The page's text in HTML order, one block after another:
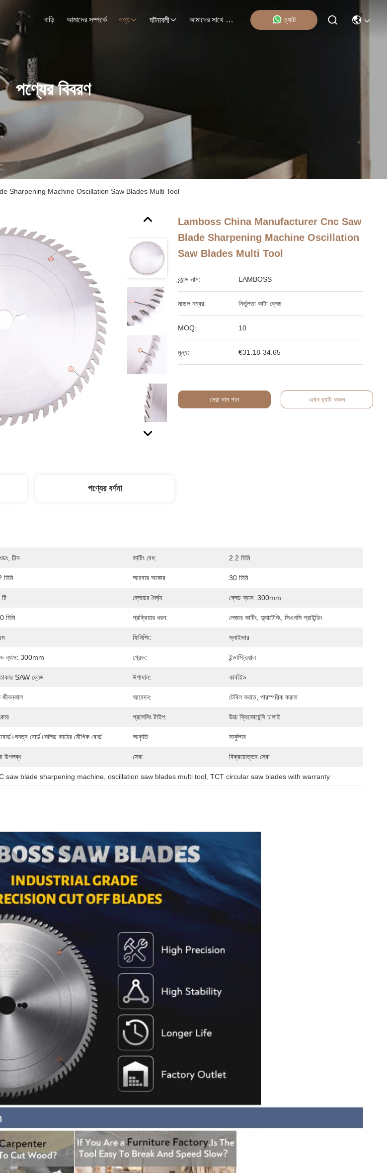
বাড়ি আমাদের সম্পর্কে পণ্য ঘটনাবলী আমাদের সাথে যোগাযোগ চ্যাট
পণ্যের বিবরণ
Sharpening Machine Oscillation Saw Blades Multi Tool
Lamboss China Manufacturer Cnc Saw
Blade Sharpening Machine Oscillation
Saw Blades Multi Tool
ব্র্যান্ড নাম: LAMBOSS
মডেল নম্বর: নির্ভুলতা কাটা ব্লেড
MOQ: 10
মূল্য: €31.18-34.65
সেরা দাম পান এখন চ্যাট করুন
পণ্যের বর্ণনা
চীন কাটিং বেধ: 2.2 মিমি
আরবার আকার: 30 মিমি
ব্লেডের দৈর্ঘ্য: ব্লেড ব্যাস: 300mm
মিমি প্রক্রিয়ার ধরন: লেজার কাটিং, ফ্ল্যাটেনিং, সিএনসি গ্রাইন্ডিং
ফিনিশিং: স্লাইভার
ব্যাস: 300mm গ্রেড: ইন্ডাস্ট্রিয়াল
SAW ব্লেড উপাদান: কার্বাইড
জীবনকাল আবেদন: টেবিল করাত, পারস্পরিক করাত
প্রসেসিং টাইপ: উচ্চ ফ্রিকোয়েন্সি ঢালাই
বোর্ড+সলিড কাঠের যৌগিক বোর্ড আকৃতি: সার্কুলার
উপলব্ধ সেবা: বিক্রয়োত্তর সেবা
saw blade sharpening machine , oscillation saw blades multi tool , TCT circular saw blades with warranty